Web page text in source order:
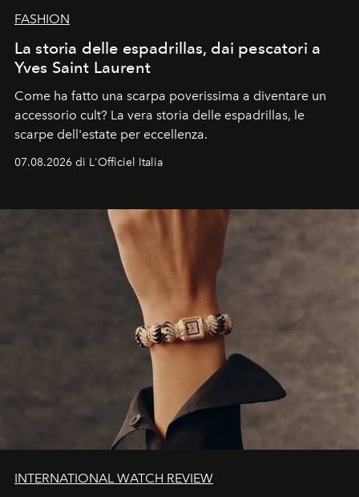
FASHION
La storia delle espadrillas, dai pescatori a
Yves Saint Laurent
Come ha fatto una scarpa poverissima a diventare un
accessorio cult? La vera storia delle espadrillas, le
scarpe dell'estate per eccellenza.
07.08.2026 di L'Officiel Italia
INTERNATIONAL WATCH REVIEW